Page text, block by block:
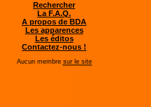
Rechercher
La F.A.Q.
A propos de BDA
Les apparences
Les éditos
Contactez-nous !
Aucun membre sur le site